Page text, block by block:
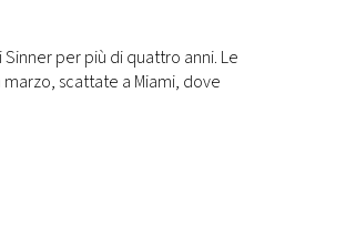
per più di quattro anni. Le
scattate a Miami, dove